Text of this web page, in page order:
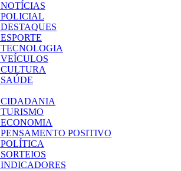
NOTÍCIAS
POLICIAL
DESTAQUES
ESPORTE
TECNOLOGIA
VEÍCULOS
CULTURA
SAÚDE
CIDADANIA
TURISMO
ECONOMIA
PENSAMENTO POSITIVO
POLÍTICA
SORTEIOS
INDICADORES